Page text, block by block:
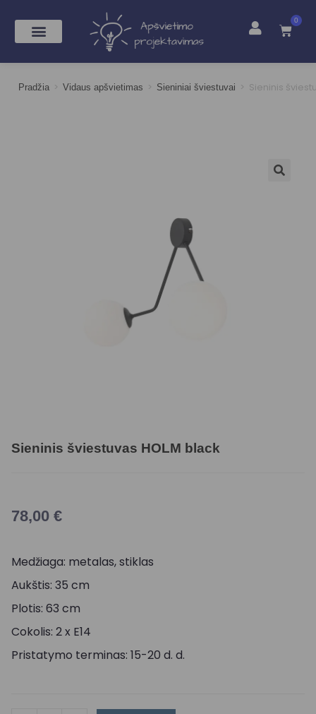
0
Pradžia > Vidaus apšvietimas > Sieniniai šviestuvai > Sieninis
Sieninis šviestuvas HOLM black
78,00 €
Medžiaga: metalas, stiklas
Aukštis: 35 cm
Plotis: 63 cm
Cokolis: 2 x E14
Pristatymo terminas: 15-20 d. d.